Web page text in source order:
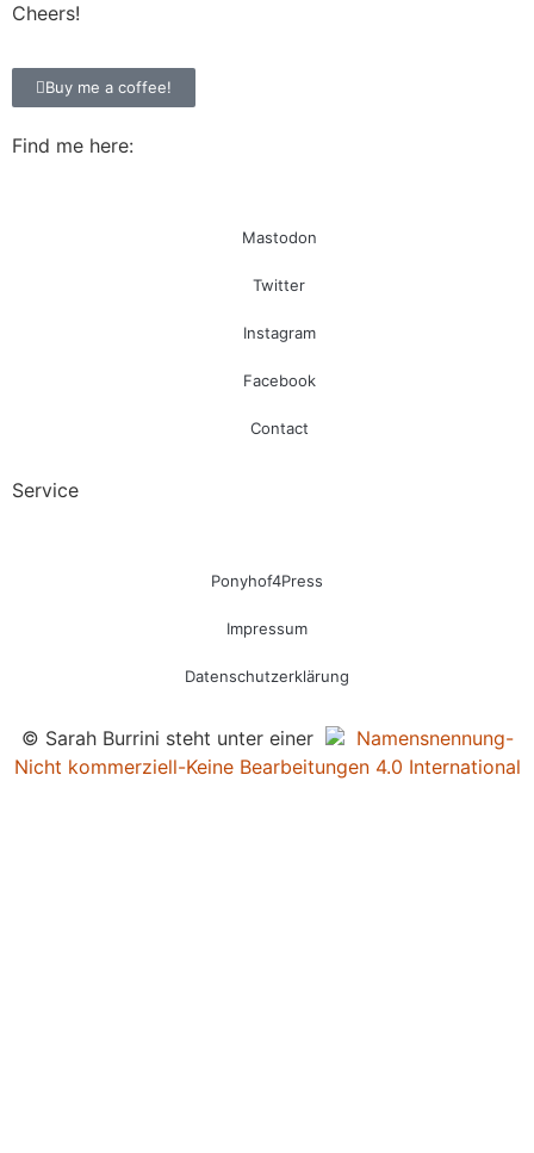
Cheers!
Buy me a coffee!
Find me here:
Mastodon
Twitter
Instagram
Facebook
Contact
Service
Ponyhof4Press
Impressum
Datenschutzerklärung
© Sarah Burrini steht unter einer
Namensnennung-
Nicht kommerziell-Keine Bearbeitungen 4.0 International